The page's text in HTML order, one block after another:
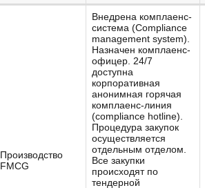
Производство
FMCG
Внедрена комплаенс-
система (Compliance
management system).
Назначен комплаенс-
офицер. 24/7
доступна
корпоративная
анонимная горячая
комплаенс-линия
(compliance hotline).
Процедура закупок
осуществляется
отдельным отделом.
Все закупки
происходят по
тендерной